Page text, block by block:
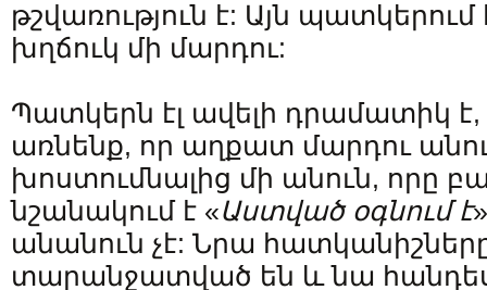
թշվառություն է: Այն
խղճուկ մի մարդու:
Պատկերն էլ ավելի դրամատիկ
առնենք, որ աղքատ մարդու
խոստումնալից մի անուն, որը
նշանակում է «Աստված օգնում է
անանուն չէ: Նրա
տարանջատված են և նա հանդես